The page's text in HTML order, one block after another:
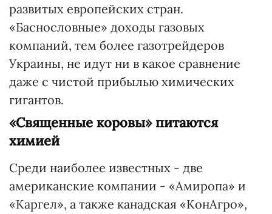
развитых европейских стран.
«Баснословные» доходы газовых
компаний, тем более газотрейдеров
Украины, не идут ни в какое сравнение
даже с чистой прибылью химических
гигантов.
«Священные коровы» питаются
химией
Среди наиболее известных - две
американские компании - «Амиропа» и
«Каргел», а также канадская «КонАгро»,